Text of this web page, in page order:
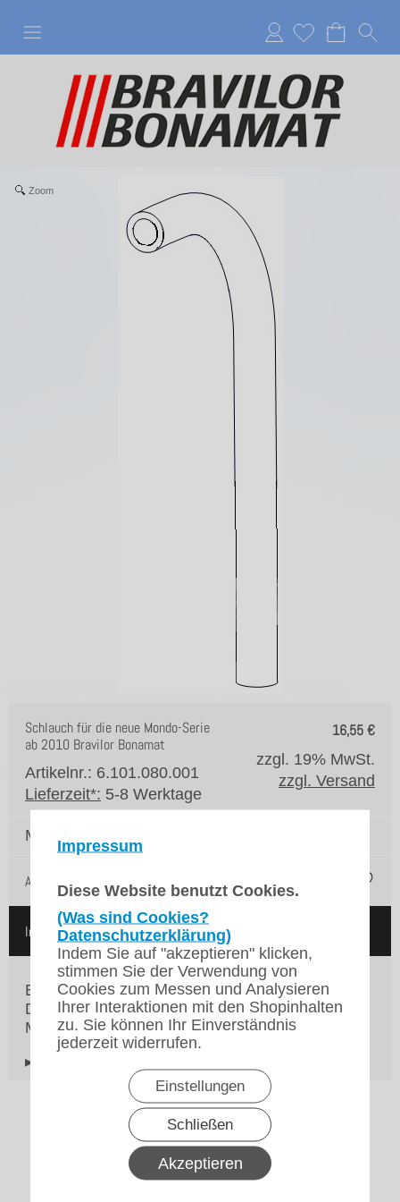
Impressum
Diese Website benutzt Cookies.
(Was sind Cookies?
Datenschutzerklärung)
Indem Sie auf "akzeptieren" klicken,
stimmen Sie der Verwendung von
Cookies zum Messen und Analysieren
Ihrer Interaktionen mit den Shopinhalten
zu. Sie können Ihr Einverständnis
jederzeit widerrufen.
Einstellungen
Schließen
Akzeptieren
Anmelden
Zoom
16,55€
Schlauch für die neue Mondo-Serie
ab 2010 Bravilor Bonamat
Artikelnr.: 6.101.080.001
Lieferzeit*: 5-8 Werktage
zzgl. 19% MwSt.
zzgl. Versand
Menge:
Auf die Merkliste
In den Warenkorb
Bravilor Bonamat Schlauch vom
Durchlauferhitzer zum Sprühkopf für die neue
Mondo-Serie ab 2010
▸Widerrufsbelehrung